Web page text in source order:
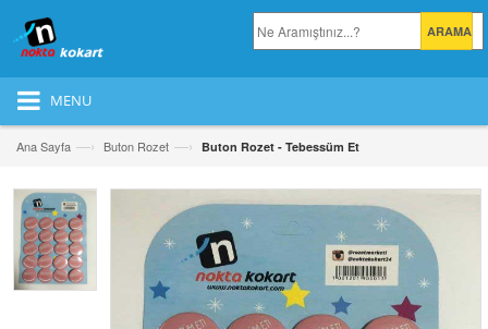
MENU
Ana Sayfa —› Buton Rozet —› Buton Rozet - Tebessüm Et